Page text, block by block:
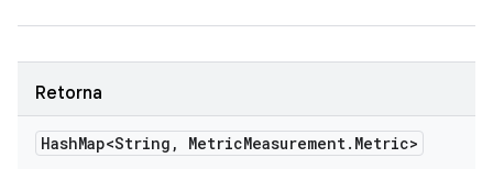
Retorna
HashMap<String , MetricMeasurement. Metric>